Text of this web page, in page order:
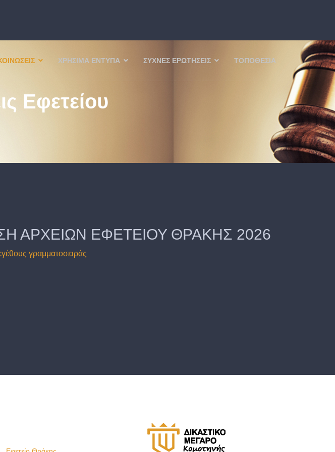
ΧΡΉΣΙΜΑ ΈΝΤΥΠΑ ΣΥΧΝΈΣ ΕΡΩΤΉΣΕΙΣ ΤΟΠΟΘΕΣΊΑ
Εφετείου
ΑΡΧΕΙΩΝ ΕΦΕΤΕΙΟΥ ΘΡΑΚΗΣ 2026
γραμματοσειράς